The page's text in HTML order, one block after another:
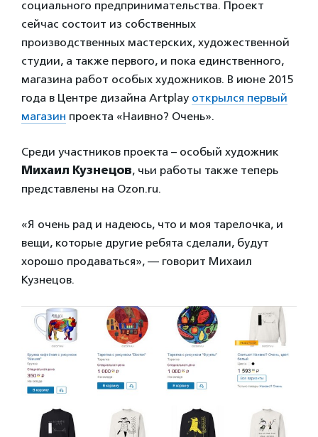
социального предпринимательства. Проект
сейчас состоит из собственных
производственных мастерских, художественной
студии, а также первого, и пока единственного,
магазина работ особых художников. В июне 2015
года в Центре дизайна Artplay открылся первый
магазин проекта «Наивно? Очень».
Среди участников проекта – особый художник
Михаил Кузнецов, чьи работы также теперь
представлены на Ozon.ru.
«Я очень рад и надеюсь, что и моя тарелочка, и
вещи, которые другие ребята сделали, будут
хорошо продаваться», — говорит Михаил
Кузнецов.